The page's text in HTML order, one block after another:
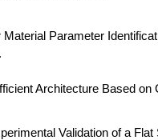
Parameter
Architecture Based on
Validation of a Flat